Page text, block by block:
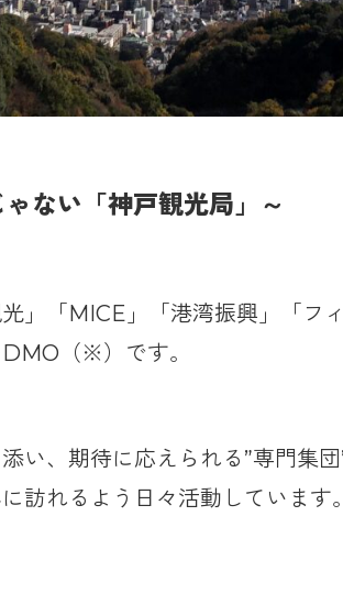
ない「神戸観光局」～
」「MICE」「港湾振興」「フ
（※）です。
い、期待に応えられる”専門集
訪れるよう日々活動していま